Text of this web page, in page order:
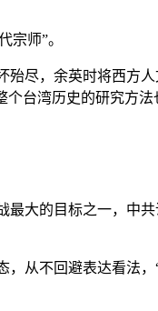
宗师”。
尽，余英时将西方
台湾历史的研究方
大的目标之一，中
从不回避表达看法